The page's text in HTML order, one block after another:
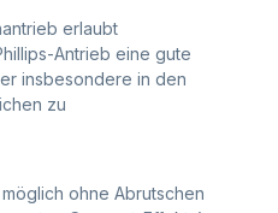
erlaubt
Antrieb eine gute
insbesondere in den
zu
ohne Abrutschen